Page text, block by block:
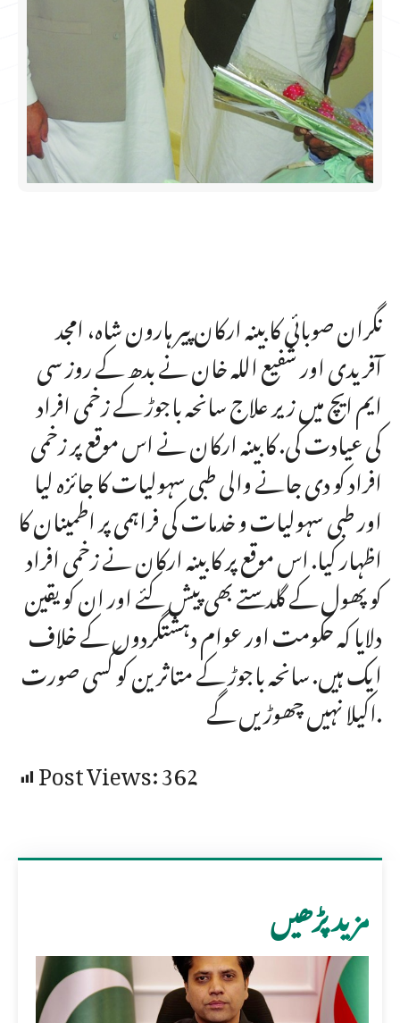
نگران صوبائی کابینہ ارکان پیر ہارون شاہ، امجد
آفریدی اور شفیع اللہ خان نے بدھ کے روز سی
ایم ایچ میں زیر علاج سانحہ باجوڑ کے زخمی افراد
کی عیادت کی. کابینہ ارکان نے اس موقع پر زخمی
افراد کو دی جانے والی طبی سہولیات کا جائزہ لیا
اور طبی سہولیات و خدمات کی فراہمی پر اطمینان کا
اظہار کیا. اس موقع پر کابینہ ارکان نے زخمی افراد
کو پھول کے گلدستے بھی پیش کئے اور ان کو یقین
دلایا کہ حکومت اور عوام دہشتگردوں کے خلاف
ایک ہیں. سانحہ باجوڑ کے متاثرین کو کسی صورت
اکیلا نہیں چھوڑیں گے.
Post Views:362
مزید پڑھیں